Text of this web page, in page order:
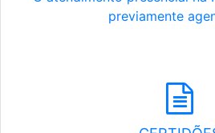
previamente